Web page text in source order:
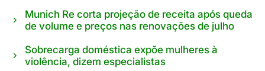
Munich Re corta projeção de receita após queda
de volume e preços nas renovações de julho
Sobrecarga doméstica expõe mulheres à
violência, dizem especialistas